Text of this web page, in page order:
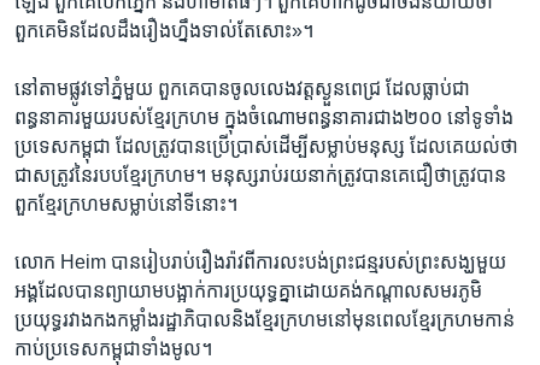
ពួកគេ​មិន​ដែល​ដឹង​រឿង​ហ្នឹង​ទាល់​តែ​សោះ»។ ​
នៅ​តាម​ផ្លូវ​ទៅ​ភ្នំ​មួយ ពួកគេ​បាន​ចូល​លេង​វត្ត​ស្ងួន​ពេជ្រ ដែល​ធ្លាប់​ជា​
ពន្ធនាគារ​មួយ​របស់​ខ្មែរ​ក្រហម ក្នុង​ចំណោម​ពន្ធនាគារ​ជាង​២០០ នៅ​ទូទាំង​
ប្រទេស​កម្ពុជា ដែល​ត្រូវ​បាន​ប្រើប្រាស់​ដើម្បី​សម្លាប់​មនុស្ស​ ដែល​គេ​យល់​ថា
ជា​សត្រូវ​នៃ​របប​ខ្មែរ​ក្រហម។ មនុស្ស​រាប់រយ​នាក់​ត្រូវ​បាន​គេ​ជឿ​ថាត្រូវ​បាន​
ពួក​ខ្មែរ​ក្រហម​សម្លាប់​នៅ​ទី​នោះ។
លោក Heim បាន​រៀបរាប់​រឿងរ៉ាវ​ពី​ការ​លះបង់​ព្រះជន្ម​របស់​ព្រះសង្ឃ​មួយ​
អង្គ​ដែល​បាន​ព្យាយាម​បង្អាក់​ការ​ប្រយុទ្ធ​គ្នា​ដោយ​គង់​កណ្តាល​សមរភូមិ​
ប្រយុទ្ធ​រវាង​កងកម្លាំង​រដ្ឋាភិបាលនិង​ខ្មែរ​ក្រហមនៅ​មុន​ពេល​ខ្មែរ​ក្រហម​កាន់
កាប់​ប្រទេស​កម្ពុជា​ទាំង​មូល។​